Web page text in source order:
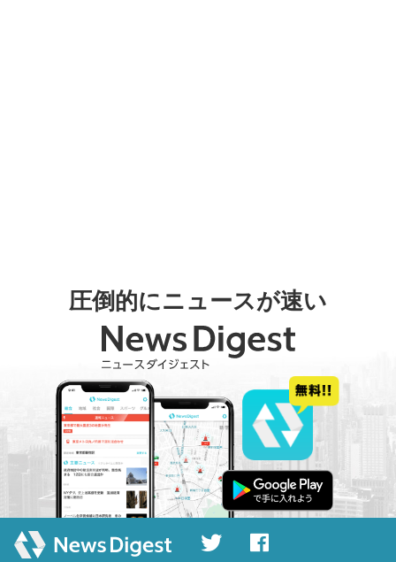
圧倒的にニュースが速い